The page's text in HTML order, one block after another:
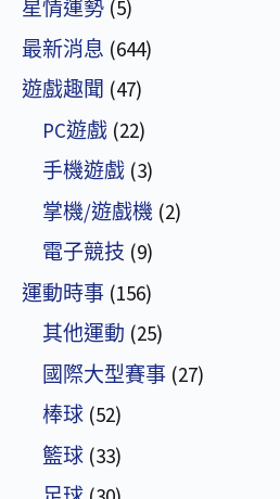
星情運勢 (5)
最新消息 (644)
遊戲趣聞 (47)
PC遊戲 (22)
手機遊戲 (3)
掌機/遊戲機 (2)
電子競技 (9)
運動時事 (156)
其他運動 (25)
國際大型賽事 (27)
棒球 (52)
籃球 (33)